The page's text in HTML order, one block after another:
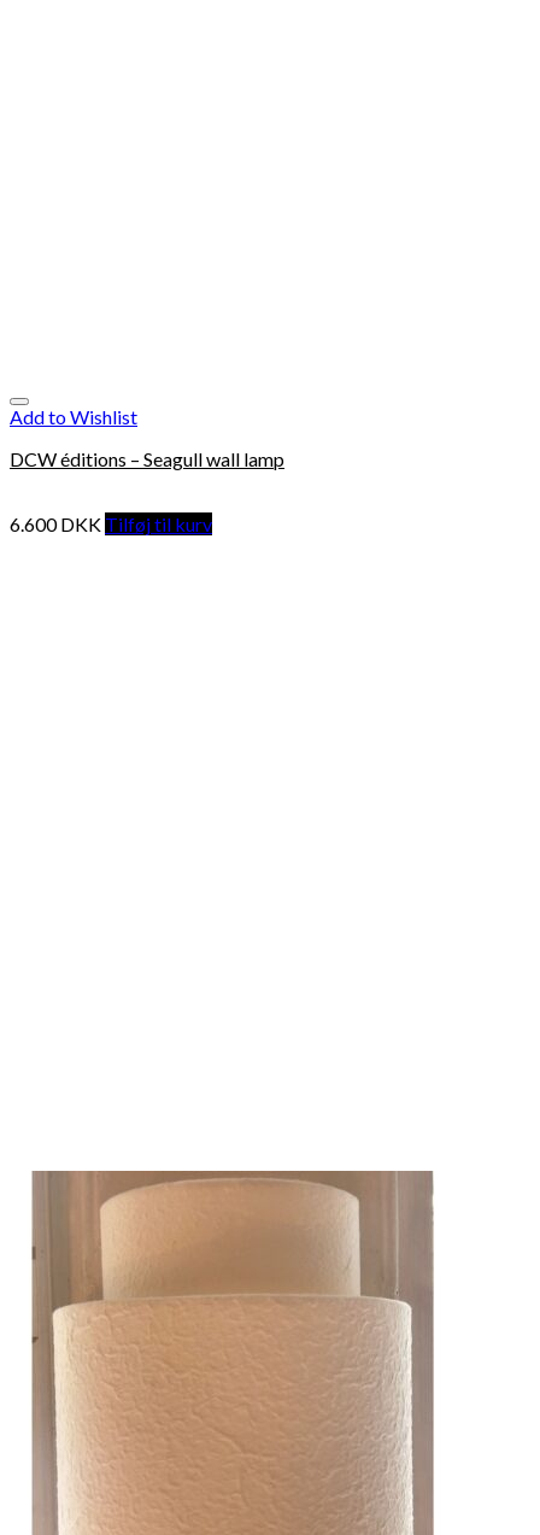
Add to Wishlist
DCW éditions – Seagull wall lamp
6.600DKK Tilføj til kurv